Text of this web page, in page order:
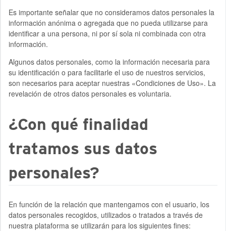
Es importante señalar que no consideramos datos personales la
información anónima o agregada que no pueda utilizarse para
identificar a una persona, ni por sí sola ni combinada con otra
información.
Algunos datos personales, como la información necesaria para
su identificación o para facilitarle el uso de nuestros servicios,
son necesarios para aceptar nuestras «Condiciones de Uso». La
revelación de otros datos personales es voluntaria.
¿Con qué finalidad
tratamos sus datos
personales?
En función de la relación que mantengamos con el usuario, los
datos personales recogidos, utilizados o tratados a través de
nuestra plataforma se utilizarán para los siguientes fines: